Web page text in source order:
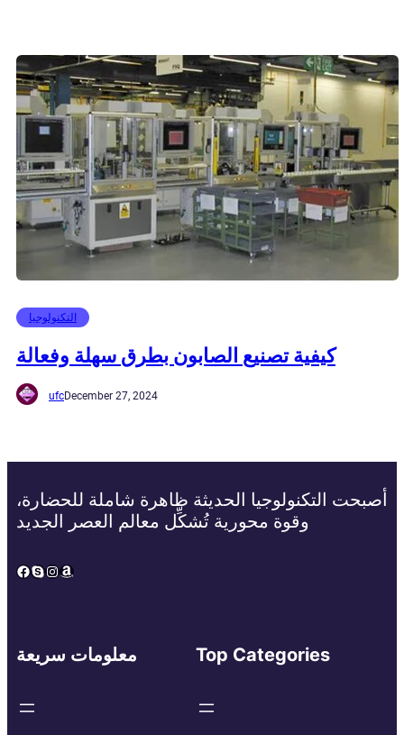
التكنولوجيا
كيفية تصنيع الصابون بطرق سهلة وفعالة
ufcDecember 27, 2024
أصبحت التكنولوجيا الحديثة ظاهرة شاملة للحضارة،
وقوة محورية تُشكِّل معالم العصر الجديد
Facebook
Skype
Instagram
Amazon
معلومات سريعة Top Categories